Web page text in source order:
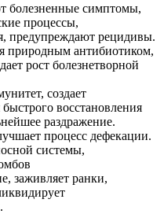
болезненные симптомы,
процессы,
предупреждают рецидивы.
природным антибиотиком,
рост болезнетворной
создает
восстановления
раздражение.
процесс дефекации.
системы,
заживляет ранки,